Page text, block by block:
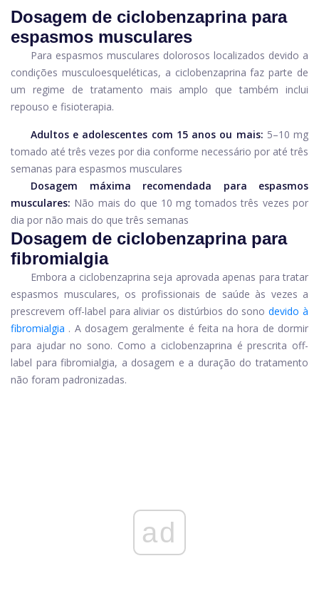
Dosagem de ciclobenzaprina para
espasmos musculares
Para espasmos musculares dolorosos localizados devido a
condições musculoesqueléticas, a ciclobenzaprina faz parte de
um regime de tratamento mais amplo que também inclui
repouso e fisioterapia.
Adultos e adolescentes com 15 anos ou mais: 5–10 mg
tomado até três vezes por dia conforme necessário por até três
semanas para espasmos musculares
Dosagem máxima recomendada para espasmos
musculares: Não mais do que 10 mg tomados três vezes por
dia por não mais do que três semanas
Dosagem de ciclobenzaprina para
fibromialgia
Embora a ciclobenzaprina seja aprovada apenas para tratar
espasmos musculares, os profissionais de saúde às vezes a
prescrevem off-label para aliviar os distúrbios do sono devido à
fibromialgia . A dosagem geralmente é feita na hora de dormir
para ajudar no sono. Como a ciclobenzaprina é prescrita off-
label para fibromialgia, a dosagem e a duração do tratamento
não foram padronizadas.
ad